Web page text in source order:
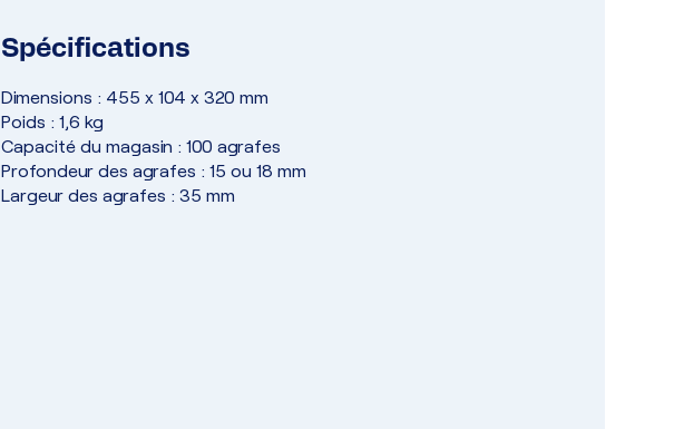
Spécifications
Dimensions : 455 x 104 x 320 mm
Poids : 1,6 kg
Capacité du magasin : 100 agrafes
Profondeur des agrafes : 15 ou 18 mm
Largeur des agrafes : 35 mm